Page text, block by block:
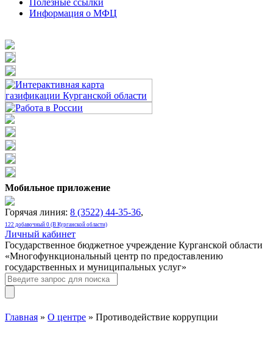
Полезные ссылки
Информация о МФЦ
Мобильное приложение
Горячая линия: 8 (3522) 44-35-36,
122 добавочный 0 (В Курганской области)
Личный кабинет
Государственное бюджетное учреждение Курганской области
«Многофункциональный центр по предоставлению
государственных и муниципальных услуг»
Главная » О центре » Противодействие коррупции